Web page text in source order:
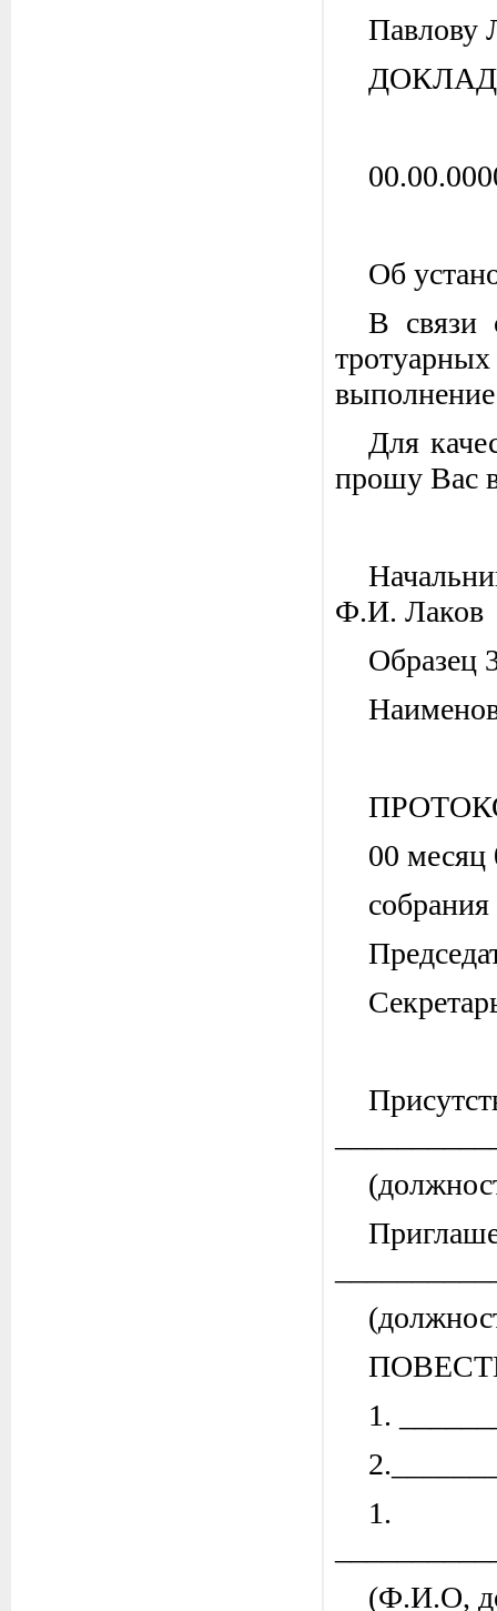
Павлову
Об
В связи
Для
прошу Вас
Ф.И. Лаков
Образец
00
собрания
1.
(Ф.И.О,